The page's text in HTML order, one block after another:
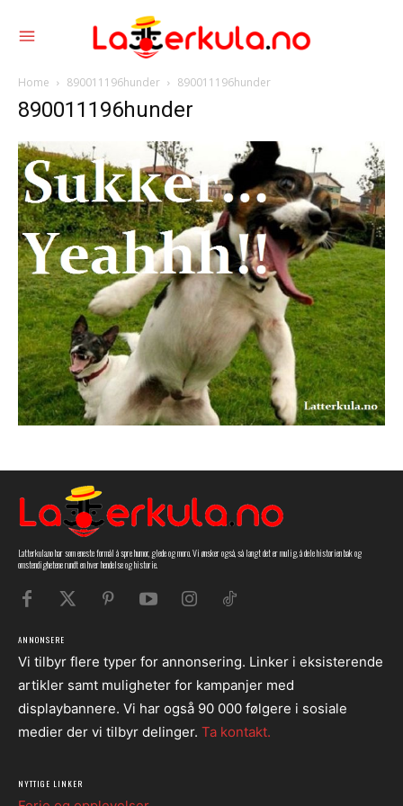
Home 890011196hunder 890011196hunder
890011196hunder
Latterkula.no har som eneste formål å spre humor, glede og moro. Vi ønsker også, så langt det er mulig, å dele historien bak og
omstendighetene rundt en hver hendelse og historie.
ANNONSERE
Vi tilbyr flere typer for annonsering. Linker i eksisterende
artikler samt muligheter for kampanjer med
displaybannere. Vi har også 90 000 følgere i sosiale
medier der vi tilbyr delinger. Ta kontakt.
NYTTIGE LINKER